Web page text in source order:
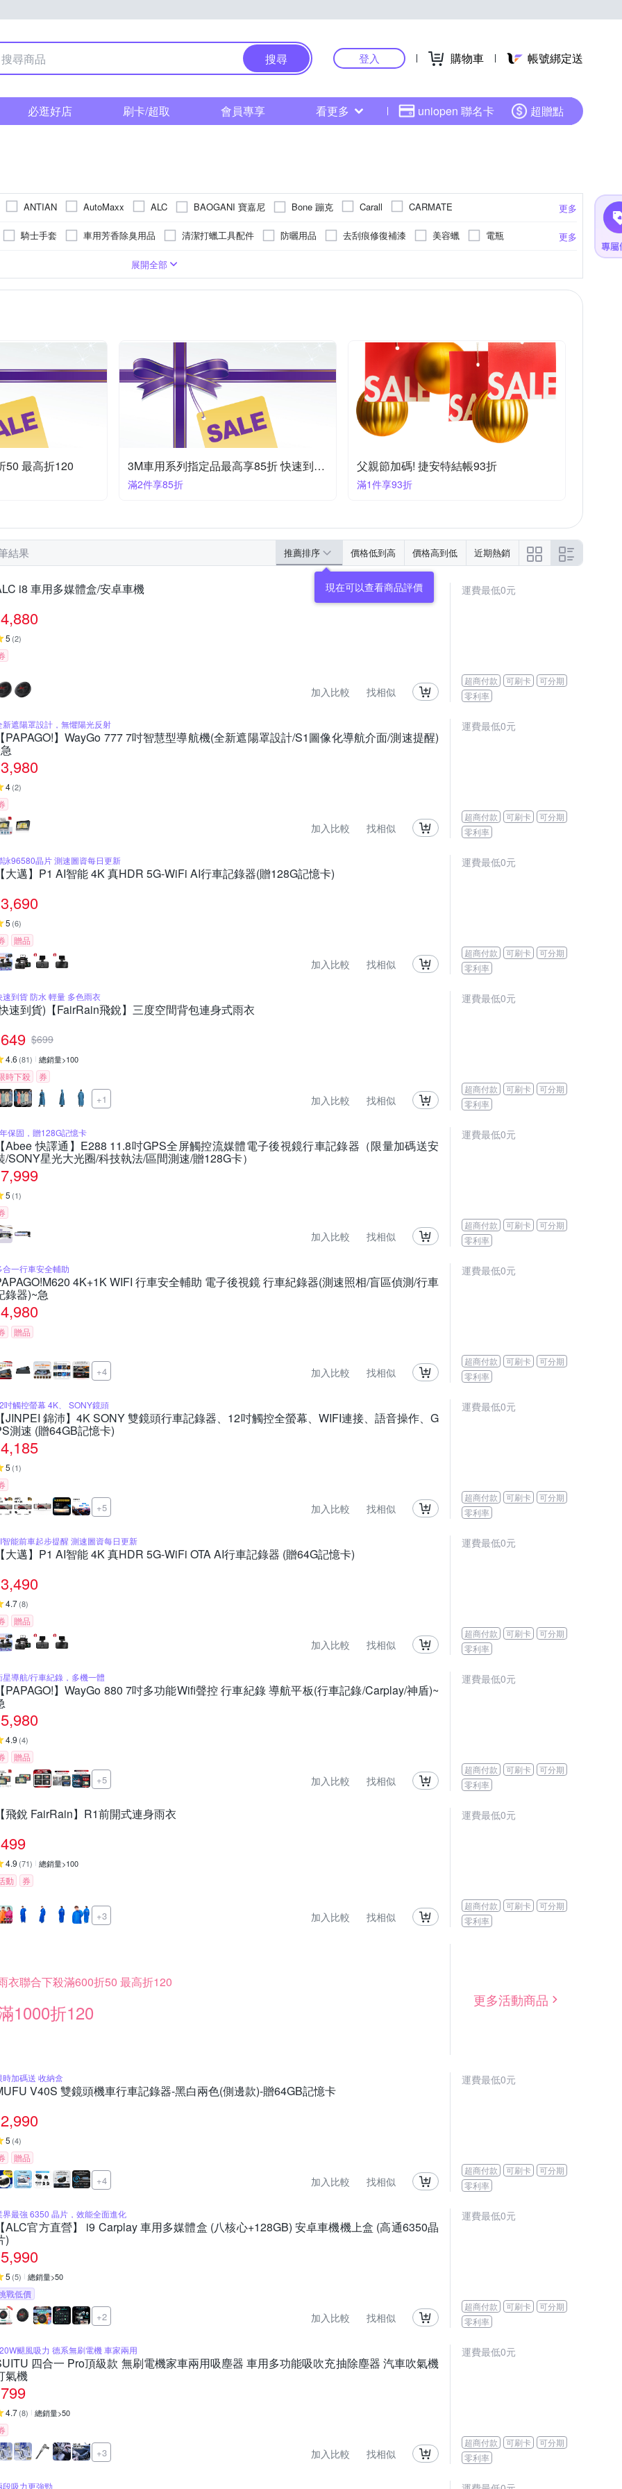
搜尋 登入 購物車 帳號綁定送
必逛好店 刷卡/超取 會員專享 看更多 uniopen 聯名卡 超贈點
更多
ANTIAN AutoMaxx ALC BAOGANI 寶嘉尼 Bone 蹦克 Carall
CARMATE
特
EVO FJ FLYone Formula1 GIANT 捷安特 GP-5 HANG INFINI
JUMP
Philo 飛樂 ProStaff Reaim 萊姆 Reddot 紅點生活 SOFT 99
SAPIENCE
更多
騎士手套 車用芳香除臭用品 清潔打蠟工具配件 防曬用品 去刮痕修復補漆 美容蠟
電瓶
多孔電源擴充插座
改裝配件
前燈 置物籃 / 車前袋 機車罩 維修工具組 車用負離子/空氣清淨機
尾燈
2XL 3XL
停車監控/移動偵測錄影
防滑設計
固定座/沙包座
其他材質
展開全部
50 最高折120 3M車用系列指定品最高享85折 快速到貨！
滿2件享85折
父親節加碼! 捷安特結帳93折
滿1件享93折
結果 推薦排序 價格低到高 價格高到低 近期熱銷
i8 車用多媒體盒/安卓車機
4,880
5 (2)
加入比較 找相似
運費最低0元
超商付款 可刷卡
可分期
零利率
新遮陽罩設計，無懼陽光反射
PAPAGO!】WayGo 777 7吋智慧型導航機(全新遮陽罩設計/S1圖像化導航介面/測速提醒)
3,980
4(2)
加入比較 找相似
運費最低0元
超商付款 可刷卡
可分期
零利率
詠96580晶片 測速圖資每日更新
大邁】P1 AI智能 4K 真HDR 5G-WiFi AI行車記錄器(贈128G記憶卡)
3,690
5 (6)
贈品
加入比較 找相似
運費最低0元
超商付款 可刷卡
可分期
零利率
速到貨 防水 輕量 多色雨衣
速到貨)【FairRain飛銳】三度空間背包連身式雨衣
649 $699
4.6 (81) 總銷量>100
時下殺 券
+1 加入比較 找相似
運費最低0元
超商付款 可刷卡
可分期
零利率
保固，贈128G記憶卡
Abee 快譯通】E288 11.8吋GPS全屏觸控流媒體電子後視鏡行車記錄器（限量加碼送安
/SONY星光大光圈/科技執法/區間測速/贈128G卡）
7,999
5 (1)
加入比較 找相似
運費最低0元
超商付款 可刷卡
可分期
零利率
合一行車安全輔助
4K+1K WIFI 行車安全輔助 電子後視鏡 行車紀錄器(測速照相/盲區偵測/行車
錄器)~急
4,980
贈品
+4 加入比較 找相似
運費最低0元
超商付款 可刷卡
可分期
零利率
吋觸控螢幕 4K、 SONY鏡頭
JINPEI 錦沛】4K SONY 雙鏡頭行車記錄器、12吋觸控全螢幕、WIFI連接、語音操作、G
測速 (贈64GB記憶卡)
4,185
5 (1)
+5 加入比較 找相似
運費最低0元
超商付款 可刷卡
可分期
零利率
智能前車起步提醒 測速圖資每日更新
大邁】P1 AI智能 4K 真HDR 5G-WiFi OTA AI行車記錄器 (贈64G記憶卡)
3,490
4.7(8)
贈品
加入比較 找相似
運費最低0元
超商付款 可刷卡
可分期
零利率
星導航/行車紀錄，多機一體
PAPAGO!】WayGo 880 7吋多功能Wifi聲控 行車紀錄 導航平板(行車記錄/Carplay/神盾)~
5,980
4.9 (4)
贈品
+5 加入比較 找相似
運費最低0元
超商付款 可刷卡
可分期
零利率
飛銳 FairRain】R1前開式連身雨衣
499
4.9 (71) 總銷量>100
動 券
+3 加入比較 找相似
運費最低0元
超商付款 可刷卡
可分期
零利率
衣聯合下殺滿600折50 最高折120
1000折120
更多活動商品
時加碼送 收納盒
V40S 雙鏡頭機車行車記錄器-黑白兩色(側邊款)-贈64GB記憶卡
2,990
5 (4)
贈品
+4 加入比較 找相似
運費最低0元
超商付款 可刷卡
可分期
零利率
界最強 6350 晶片，效能全面進化
ALC官方直營】 i9 Carplay 車用多媒體盒 (八核心+128GB) 安卓車機機上盒 (高通6350晶
)
5,990
5 (5) 總銷量>50
戰低價
+2 加入比較 找相似
運費最低0元
超商付款 可刷卡
可分期
零利率
颶風吸力 德系無刷電機 車家兩用
四合一 Pro頂級款 無刷電機家車兩用吸塵器 車用多功能吸吹充抽除塵器 汽車吹氣機
氣機
799
4.7(8) 總銷量>50
+3 加入比較 找相似
運費最低0元
超商付款 可刷卡
可分期
零利率
段吸力更強勁